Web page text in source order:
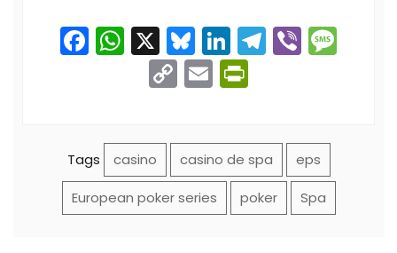
Facebook
WhatsApp
X Bluesky
LinkedIn
Telegram
Viber
Copy
Email
Tags casino casino de spa eps
European poker series poker Spa